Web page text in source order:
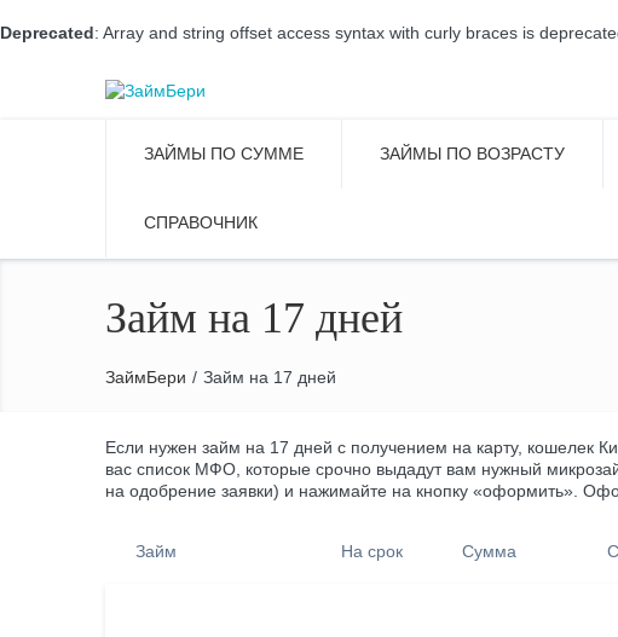
Deprecated: Array and string offset access syntax with curly braces is
ЗАЙМЫ ПО СУММЕ ЗАЙМЫ ПО ВОЗРАСТУ
СПРАВОЧНИК
Займ на 17 дней
ЗаймБери / Займ на 17 дней
Если нужен займ на 17 дней с получением на карту, кошелек
вас список МФО, которые срочно выдадут вам нужный
на одобрение заявки) и нажимайте на кнопку «оформить».
Займ На срок Сумма